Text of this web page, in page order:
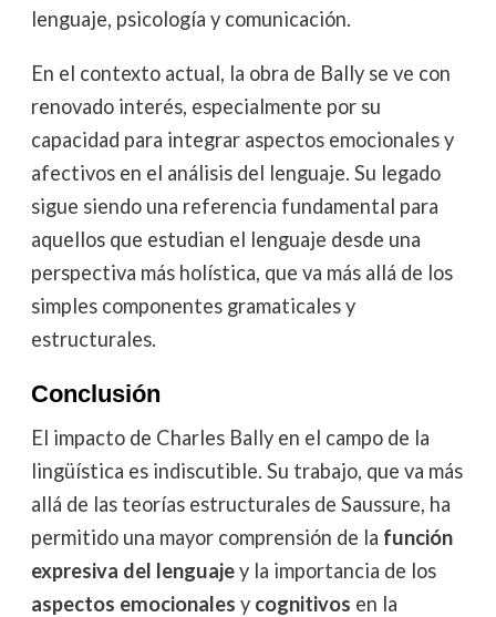
lenguaje, psicología y comunicación.
En el contexto actual, la obra de Bally se ve con
renovado interés, especialmente por su
capacidad para integrar aspectos emocionales y
afectivos en el análisis del lenguaje. Su legado
sigue siendo una referencia fundamental para
aquellos que estudian el lenguaje desde una
perspectiva más holística, que va más allá de los
simples componentes gramaticales y
estructurales.
Conclusión
El impacto de Charles Bally en el campo de la
lingüística es indiscutible. Su trabajo, que va más
allá de las teorías estructurales de Saussure, ha
permitido una mayor comprensión de la función
expresiva del lenguajey la importancia de los
aspectos emocionales y cognitivos en la